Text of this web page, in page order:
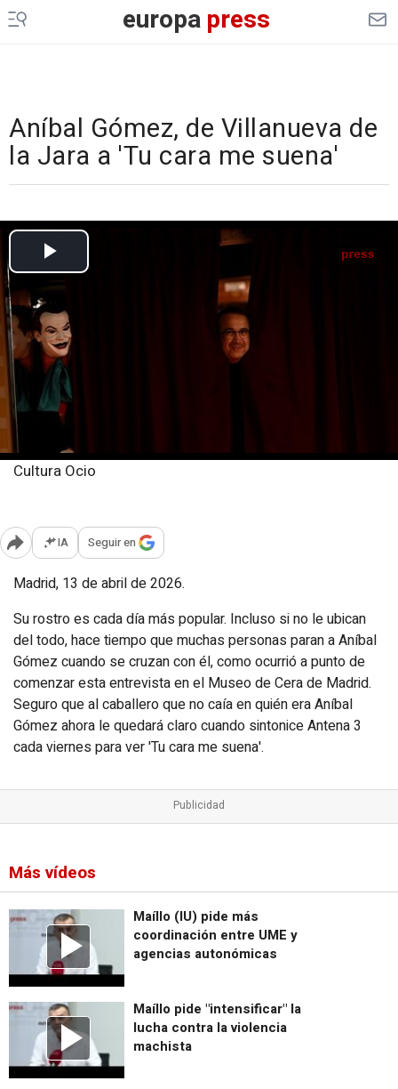
europapress
Aníbal Gómez, de Villanueva de
la Jara a 'Tu cara me suena'
Cultura Ocio
Abrir opciones para compartir
IA Seguir en
Madrid, 13 de abril de 2026.
Su rostro es cada día más popular. Incluso si no le ubican
del todo, hace tiempo que muchas personas paran a Aníbal
Gómez cuando se cruzan con él, como ocurrió a punto de
comenzar esta entrevista en el Museo de Cera de Madrid.
Seguro que al caballero que no caía en quién era Aníbal
Gómez ahora le quedará claro cuando sintonice Antena 3
cada viernes para ver 'Tu cara me suena'.
Más vídeos
Maíllo (IU) pide más
coordinación entre UME y
agencias autonómicas
Maíllo pide "intensificar" la
lucha contra la violencia
machista